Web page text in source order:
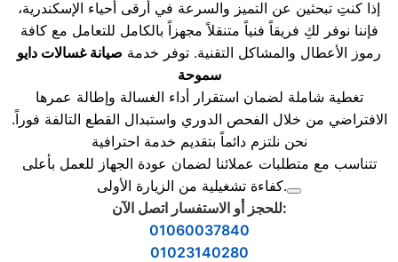
إذا كنتِ تبحثين عن التميز والسرعة في أرقى أحياء الإسكندرية،
فإننا نوفر لكِ فريقاً فنياً متنقلاً مجهزاً بالكامل للتعامل مع كافة
رموز الأعطال والمشاكل التقنية. توفر خدمة صيانة غسالات دايو
سموحة
تغطية شاملة لضمان استقرار أداء الغسالة وإطالة عمرها
الافتراضي من خلال الفحص الدوري واستبدال القطع التالفة فوراً.
نحن نلتزم دائماً بتقديم خدمة احترافية
تتناسب مع متطلبات عملائنا لضمان عودة الجهاز للعمل بأعلى
كفاءة تشغيلية من الزيارة الأولى.
للحجز أو الاستفسار اتصل الآن:
01060037840
01023140280